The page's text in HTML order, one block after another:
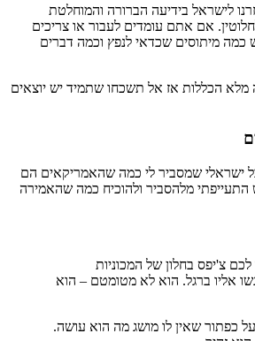
לישראל בידיעה הברורה והמוחלטת
אם אתם עומדים לעבור או צריכים
כמה מיתוסים שכדאי לנפץ וכמה דברים
מלא הכללות אז אל תשכחו שתמיד יש יוצאים
ישראלי שמסביר לי כמה שהאמריקאים הם
מלהסביר ולהוכיח כמה שהאמירה
צ'יפס בחלון של המכוניות
אליו ברגל. הוא לא מטומטם – הוא
כפתור שאין לו מושג מה הוא עושה.